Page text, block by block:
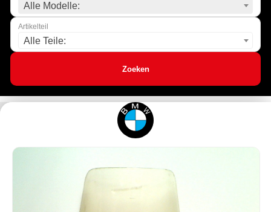
Alle Modelle:
Artikelteil
Alle Teile:
Zoeken